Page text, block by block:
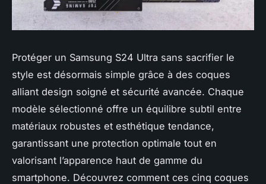
Protéger un Samsung S24 Ultra sans sacrifier le
style est désormais simple grâce à des coques
alliant design soigné et sécurité avancée. Chaque
modèle sélectionné offre un équilibre subtil entre
matériaux robustes et esthétique tendance,
garantissant une protection optimale tout en
valorisant l’apparence haut de gamme du
smartphone. Découvrez comment ces cinq coques